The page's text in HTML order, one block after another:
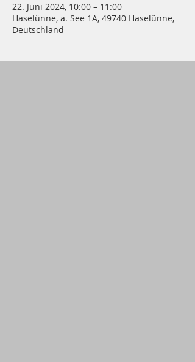
22. Juni 2024, 10:00 – 11:00
Haselünne, a. See 1A, 49740 Haselünne,
Deutschland